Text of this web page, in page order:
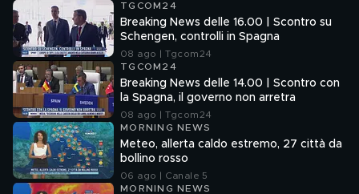
TGCOM24
Breaking News delle 16.00 | Scontro su
Schengen, controlli in Spagna
08 ago | Tgcom24
TGCOM24
Breaking News delle 14.00 | Scontro con
la Spagna, il governo non arretra
08 ago | Tgcom24
MORNING NEWS
Meteo, allerta caldo estremo, 27 città da
bollino rosso
06 ago | Canale 5
MORNING NEWS